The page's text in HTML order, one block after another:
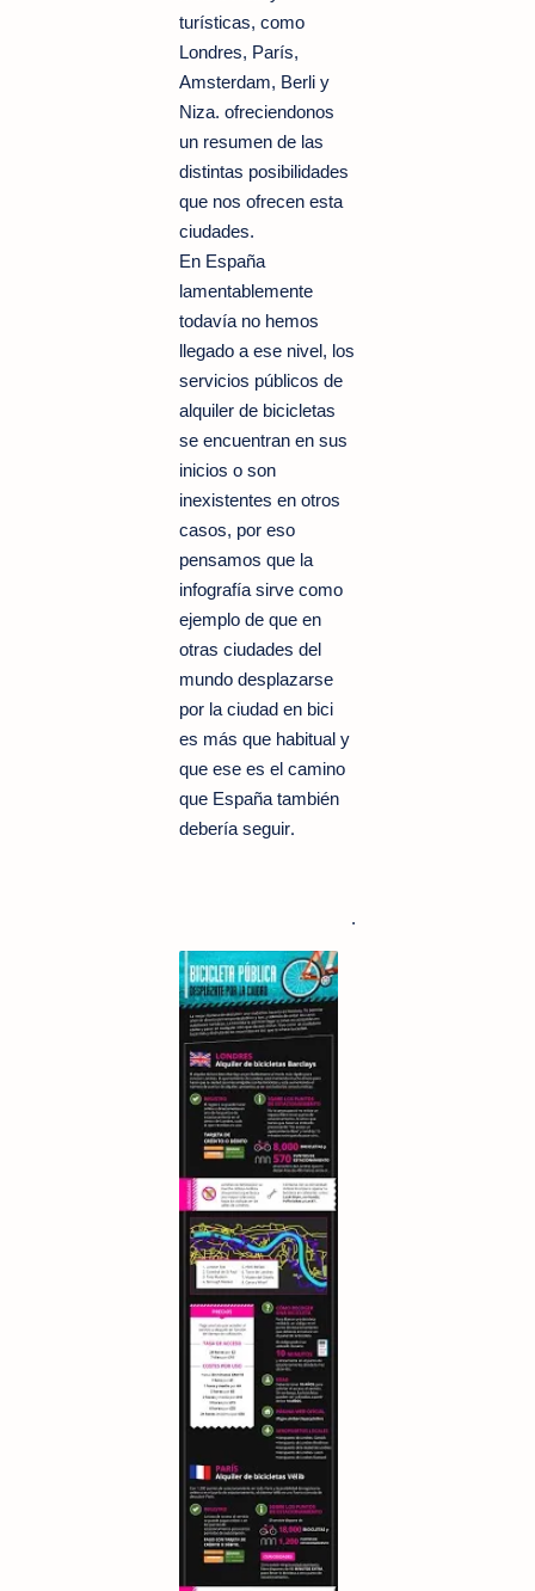
turísticas, como
Londres, París,
Amsterdam, Berli y
Niza. ofreciendonos
un resumen de las
distintas posibilidades
que nos ofrecen esta
ciudades.
En España
lamentablemente
todavía no hemos
llegado a ese nivel, los
servicios públicos de
alquiler de bicicletas
se encuentran en sus
inicios o son
inexistentes en otros
casos, por eso
pensamos que la
infografía sirve como
ejemplo de que en
otras ciudades del
mundo desplazarse
por la ciudad en bici
es más que habitual y
que ese es el camino
que España también
debería seguir.
.